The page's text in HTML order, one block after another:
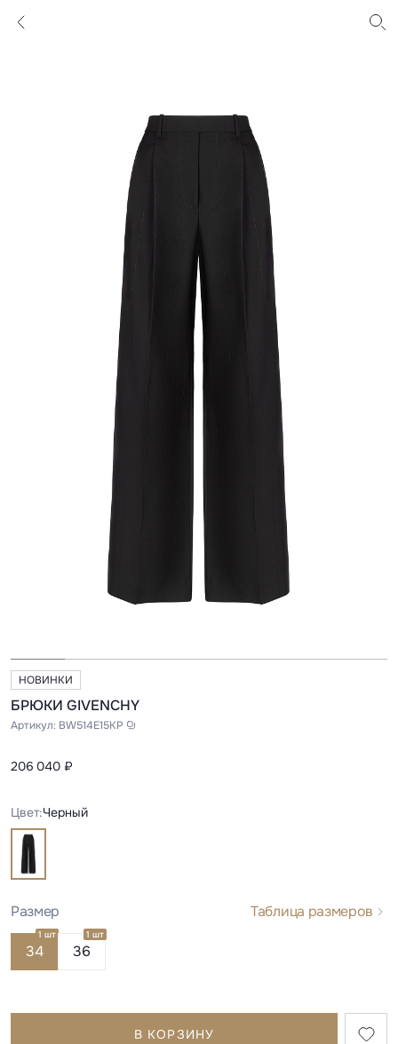
НОВИНКИ
БРЮКИ GIVENCHY
Артикул: BW514E15KP
206 040 ₽
Цвет:Черный
Размер Таблица размеров
34
1 шт
36
1 шт
В КОРЗИНУ